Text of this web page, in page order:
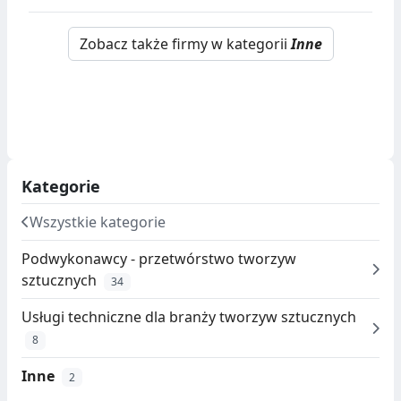
Zobacz także firmy w kategoriiInne
Kategorie
Wszystkie kategorie
Podwykonawcy - przetwórstwo tworzyw
sztucznych
34
Usługi techniczne dla branży tworzyw sztucznych
8
Inne 2